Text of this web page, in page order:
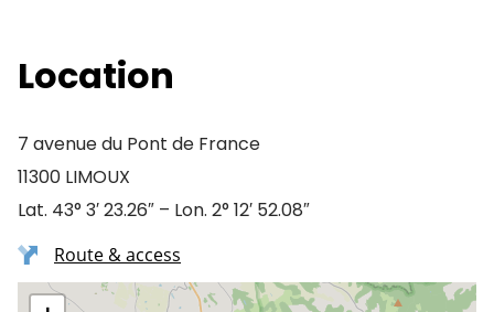
Location
7 avenue du Pont de France
11300 LIMOUX
Lat. 43° 3′ 23.26″ – Lon. 2° 12′ 52.08″
Route & access